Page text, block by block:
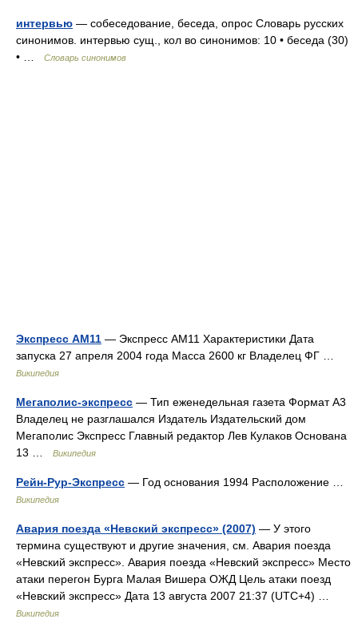
интервью — собеседование, беседа, опрос Словарь русских
синонимов. интервью сущ., кол во синонимов: 10 • беседа (30)
• …
Словарь синонимов
Экспресс АМ11 — Экспресс AM11 Характеристики Дата
запуска 27 апреля 2004 года Масса 2600 кг Владелец ФГ …
Википедия
Мегаполис-экспресс — Тип еженедельная газета Формат A3
Владелец не разглашался Издатель Издательский дом
Мегаполис Экспресс Главный редактор Лев Кулаков Основана
13 …
Википедия
Рейн-Рур-Экспресс — Год основания 1994 Расположение …
Википедия
Авария поезда «Невский экспресс» (2007) — У этого
термина существуют и другие значения, см. Авария поезда
«Невский экспресс». Авария поезда «Невский экспресс» Место
атаки перегон Бурга Малая Вишера ОЖД Цель атаки поезд
«Невский экспресс» Дата 13 августа 2007 21:37 (UTC+4) …
Википедия